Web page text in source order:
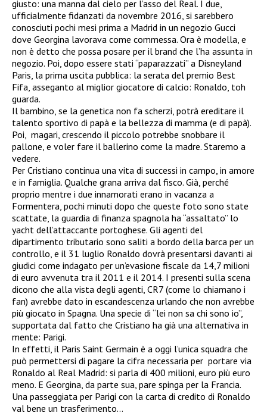
giusto: una manna dal cielo per l’asso del Real. I due,
ufficialmente fidanzati da novembre 2016, si sarebbero
conosciuti pochi mesi prima a Madrid in un negozio Gucci
dove Georgina lavorava come commessa. Ora è modella, e
non è detto che possa posare per il brand che l’ha assunta in
negozio. Poi, dopo essere stati “paparazzati” a Disneyland
Paris, la prima uscita pubblica: la serata del premio Best
Fifa, asseganto al miglior giocatore di calcio: Ronaldo, toh
guarda.
Il bambino, se la genetica non fa scherzi, potrà ereditare il
talento sportivo di papà e la bellezza di mamma (e di papà).
Poi, magari, crescendo il piccolo potrebbe snobbare il
pallone, e voler fare il ballerino come la madre. Staremo a
vedere.
Per Cristiano continua una vita di successi in campo, in amore
e in famiglia. Qualche grana arriva dal fisco. Già, perché
proprio mentre i due innamorati erano in vacanza a
Formentera, pochi minuti dopo che queste foto sono state
scattate, la guardia di finanza spagnola ha “assaltato” lo
yacht dell’attaccante portoghese. Gli agenti del
dipartimento tributario sono saliti a bordo della barca per un
controllo, e il 31 luglio Ronaldo dovrà presentarsi davanti ai
giudici come indagato per un’evasione fiscale da 14,7 milioni
di euro avvenuta tra il 2011 e il 2014. I presenti sulla scena
dicono che alla vista degli agenti, CR7 (come lo chiamano i
fan) avrebbe dato in escandescenza urlando che non avrebbe
più giocato in Spagna. Una specie di “lei non sa chi sono io”,
supportata dal fatto che Cristiano ha già una alternativa in
mente: Parigi.
In effetti, il Paris Saint Germain è a oggi l’unica squadra che
può permettersi di pagare la cifra necessaria per portare via
Ronaldo al Real Madrid: si parla di 400 milioni, euro più euro
meno. E Georgina, da parte sua, pare spinga per la Francia.
Una passeggiata per Parigi con la carta di credito di Ronaldo
val bene un trasferimento…